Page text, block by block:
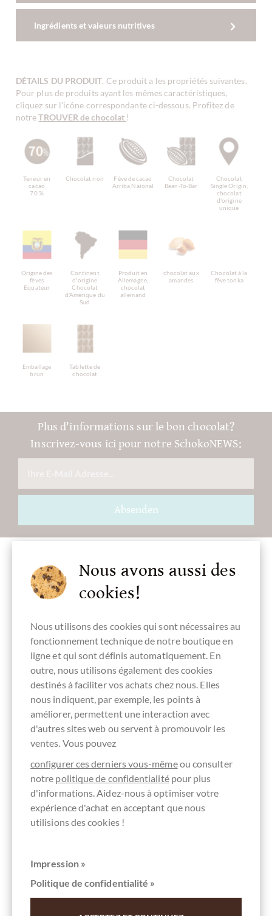
Ingrédients et valeurs nutritives
DÉTAILS DU PRODUIT. Ce produit a les propriétés suivantes.
Pour plus de produits ayant les mêmes caractéristiques,
cliquez sur l'icône correspondante ci-dessous. Profitez de
notreTROUVER de chocolat !
Teneur en
cacao
70 %
Chocolat noir
Fève de cacao
Arriba Naional
Chocolat
Bean-To-Bar
Chocolat
Single Origin,
chocolat
d'origine
unique
Origine des
fèves
Equateur
Continent
d'origine
Chocolat
d'Amérique du
Sud
Produit en
Allemagne,
chocolat
allemand
chocolat aux
amandes
Chocolat à la
fève tonka
Emballage
brun
Tablette de
chocolat
Plus d'informations sur le bon chocolat?
Inscrivez-vous ici pour notre SchokoNEWS:
Absenden
Accessoire
Original Beans
Vollmilchschokolade mit Salz aus Ecuador
Contenu0.07 kg(102,86 € * / 1 kg)
Nous avons aussi des
cookies!
Nous utilisons des cookies qui sont nécessaires au
fonctionnement technique de notre boutique en
ligne et qui sont définis automatiquement. En
outre, nous utilisons également des cookies
destinés à faciliter vos achats chez nous. Elles
nous indiquent, par exemple, les points à
améliorer, permettent une interaction avec
d'autres sites web ou servent à promouvoir les
ventes. Vous pouvez
configurer ces derniers vous-mêmeou consulter
notre politique de confidentialitépour plus
d'informations. Aidez-nous à optimiser votre
expérience d'achat en acceptant que nous
utilisions des cookies !
Impression »
Politique de confidentialité »